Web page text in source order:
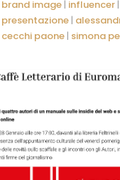
brand image | influencer |
presentazione |
cecchi paone | simona